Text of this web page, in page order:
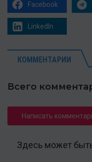
Facebook
LinkedIn
КОММЕНТАРИИ
Всего
Написать
Здесь может